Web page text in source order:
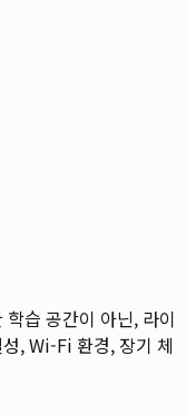
습 공간이 아닌, 라이
, Wi-Fi 환경, 장기 체